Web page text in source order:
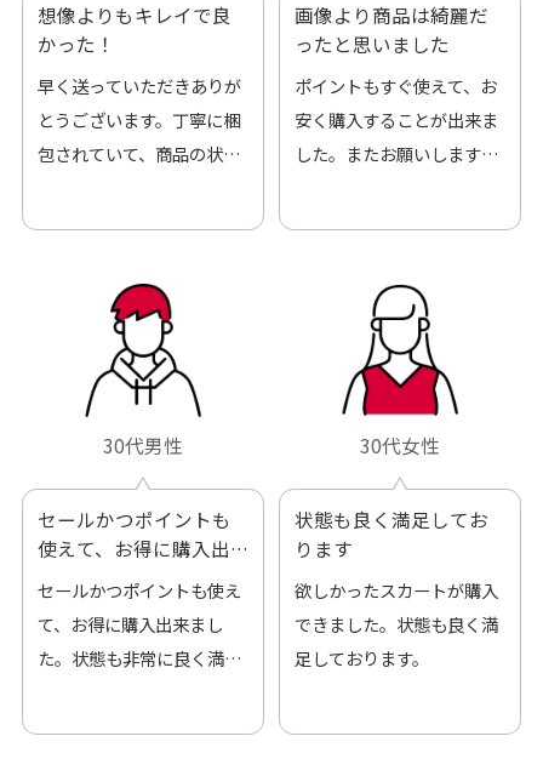
想像よりもキレイで良
かった！
早く送っていただきありが
とうございます。丁寧に梱
包されていて、商品の状態
画像より商品は綺麗だ
ったと思いました
ポイントもすぐ使えて、お
安く購入することが出来ま
した。またお願いします、
30代男性
セールかつポイントも
使えて、お得に購入出
来ました
セールかつポイントも使え
て、お得に購入出来まし
た。状態も非常に良く満足
30代女性
状態も良く満足してお
ります
欲しかったスカートが購入
できました。状態も良く満
足しております。